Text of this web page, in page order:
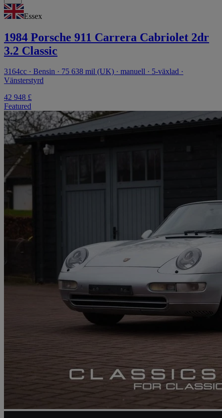
Essex
1984 Porsche 911 Carrera Cabriolet 2dr
3.2 Classic
3164cc · Bensin · 75 638 mil (UK) · manuell · 5-växlad ·
Vänsterstyrd
42 948 £
Featured